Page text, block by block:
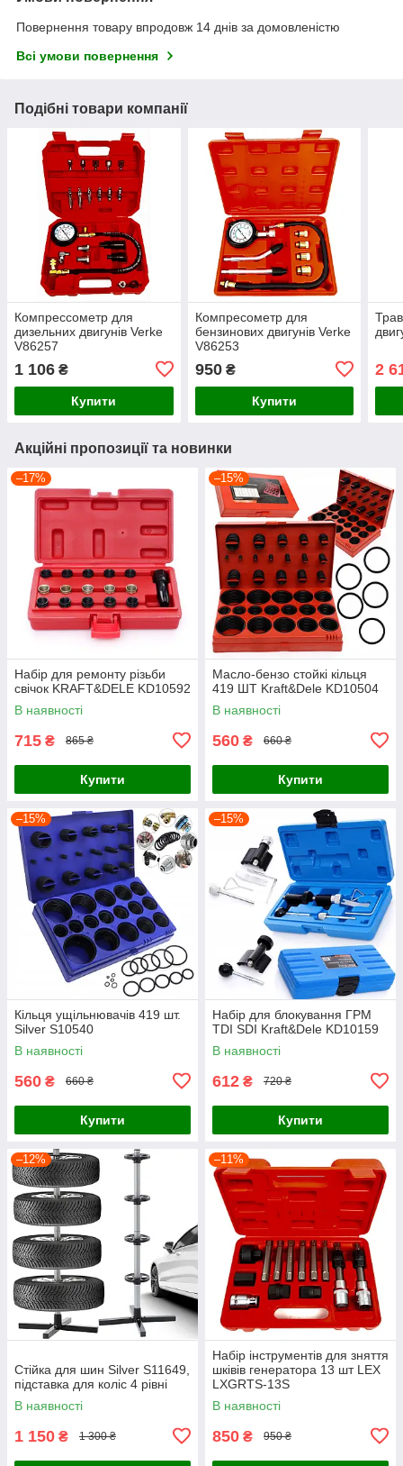
Повернення товару впродовж 14 днів за домовленістю
Всі умови повернення
Подібні товари компанії
Компрессометр для
дизельних двигунів Verke
V86257
1 106 ₴
Купити
Компресометр для
бензинових двигунів Verke
V86253
950₴
Купити
2
Акційні пропозиції та новинки
–17%
Набір для ремонту різьби
свічок KRAFT&DELE KD10592
В наявності
715 ₴ 865 ₴
Купити
–15%
Масло-бензо стойкі кільця
419 ШТ Kraft&Dele KD10504
В наявності
560 ₴ 660 ₴
Купити
–15%
Кільця ущільнювачів 419 шт.
Silver S10540
В наявності
560 ₴ 660 ₴
Купити
–15%
Набір для блокування ГРМ
TDI SDI Kraft&Dele KD10159
В наявності
612 ₴ 720 ₴
Купити
–12%
Стійка для шин Silver S11649,
підставка для коліс 4 рівні
В наявності
1 150 ₴ 1 300 ₴
–11%
Набір інструментів для зняття
шківів генератора 13 шт LEX
LXGRTS-13S
В наявності
850 ₴ 950 ₴